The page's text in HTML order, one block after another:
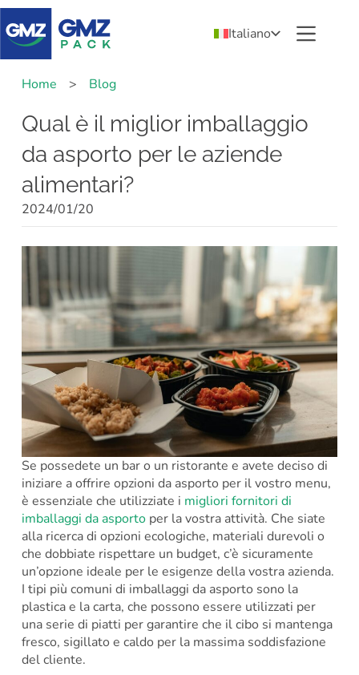
Italiano
Home > Blog
Qual è il miglior imballaggio
da asporto per le aziende
alimentari?
2024/01/20
Se possedete un bar o un ristorante e avete deciso di
iniziare a offrire opzioni da asporto per il vostro menu,
è essenziale che utilizziate i migliori fornitori di
imballaggi da asportoper la vostra attività. Che siate
alla ricerca di opzioni ecologiche, materiali durevoli o
che dobbiate rispettare un budget, c’è sicuramente
un’opzione ideale per le esigenze della vostra azienda.
I tipi più comuni di imballaggi da asporto sono la
plastica e la carta, che possono essere utilizzati per
una serie di piatti per garantire che il cibo si mantenga
fresco, sigillato e caldo per la massima soddisfazione
del cliente.